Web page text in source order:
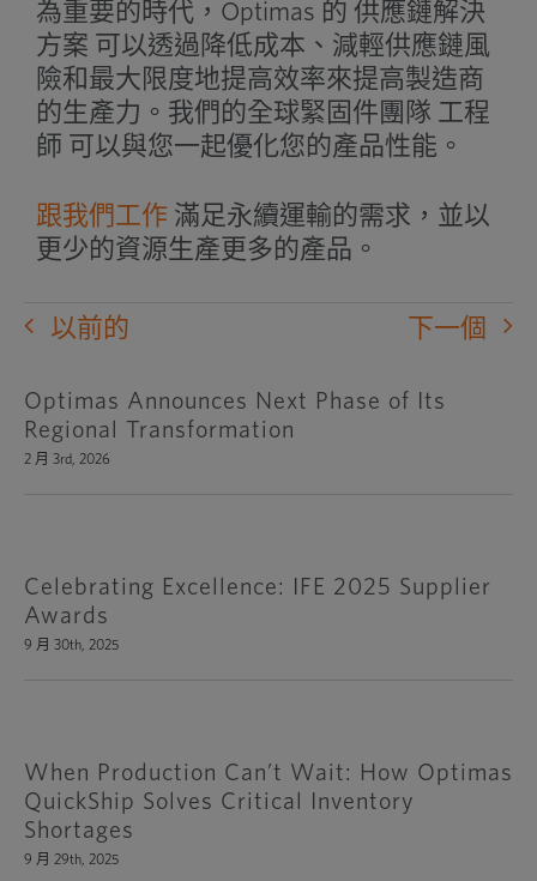
為重要的時代，Optimas 的 供應鏈解決
方案 可以透過降低成本、減輕供應鏈風
險和最大限度地提高效率來提高製造商
的生產力。我們的全球緊固件團隊 工程
師 可以與您一起優化您的產品性能。
跟我們工作 滿足永續運輸的需求，並以
更少的資源生產更多的產品。
以前的 下一個
Optimas Announces Next Phase of Its
Regional Transformation
2 月 3rd, 2026
Celebrating Excellence: IFE 2025 Supplier
Awards
9 月 30th, 2025
When Production Can’t Wait: How Optimas
QuickShip Solves Critical Inventory
Shortages
9 月 29th, 2025